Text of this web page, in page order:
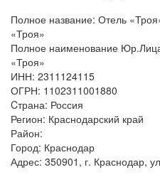
Полное название: Отель
«Троя»
Полное наименование
«Троя»
ИНН: 2311124115
ОГРН: 1102311001880
Cтрана: Россия
Регион: Краснодарский край
Район:
Город: Краснодар
Адрес: 350901, г. Краснодар,